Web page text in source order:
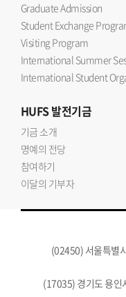
Graduate Admission
Student Exchange
Visiting Program
International Summer
International Student
HUFS발전기금
기금 소개
명예의 전당
참여하기
이달의 기부자
(02450) 서울특별
(17035) 경기도 용